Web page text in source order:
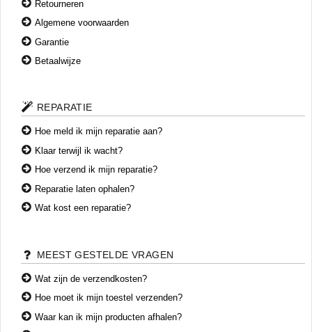
Retourneren
Algemene voorwaarden
Garantie
Betaalwijze
REPARATIE
Hoe meld ik mijn reparatie aan?
Klaar terwijl ik wacht?
Hoe verzend ik mijn reparatie?
Reparatie laten ophalen?
Wat kost een reparatie?
MEEST GESTELDE VRAGEN
Wat zijn de verzendkosten?
Hoe moet ik mijn toestel verzenden?
Waar kan ik mijn producten afhalen?